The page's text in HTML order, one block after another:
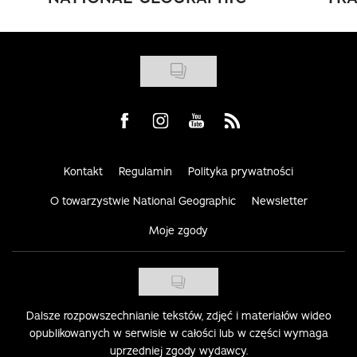
Visit us on Facebook
Visit us on Instagram
Visit us on Youtube
Visit us on Rss
Kontakt Regulamin Polityka prywatności
O towarzystwie National Geographic Newsletter
Moje zgody
Dalsze rozpowszechnianie tekstów, zdjęć i materiałów wideo
opublikowanych w serwisie w całości lub w części wymaga
uprzedniej zgody wydawcy.